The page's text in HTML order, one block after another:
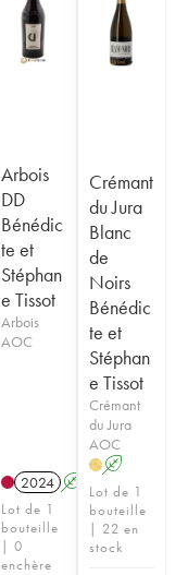
Arbois
DD
Bénédic
te et
Stéphan
e Tissot
Arbois
AOC
2024 A S
Lot de 1
bouteille
| 0
enchère
Crémant
du Jura
Blanc
de
Noirs
Bénédic
te et
Stéphan
e Tissot
Crémant
du Jura
AOC
H A
Lot de 1
bouteille
| 22 en
stock